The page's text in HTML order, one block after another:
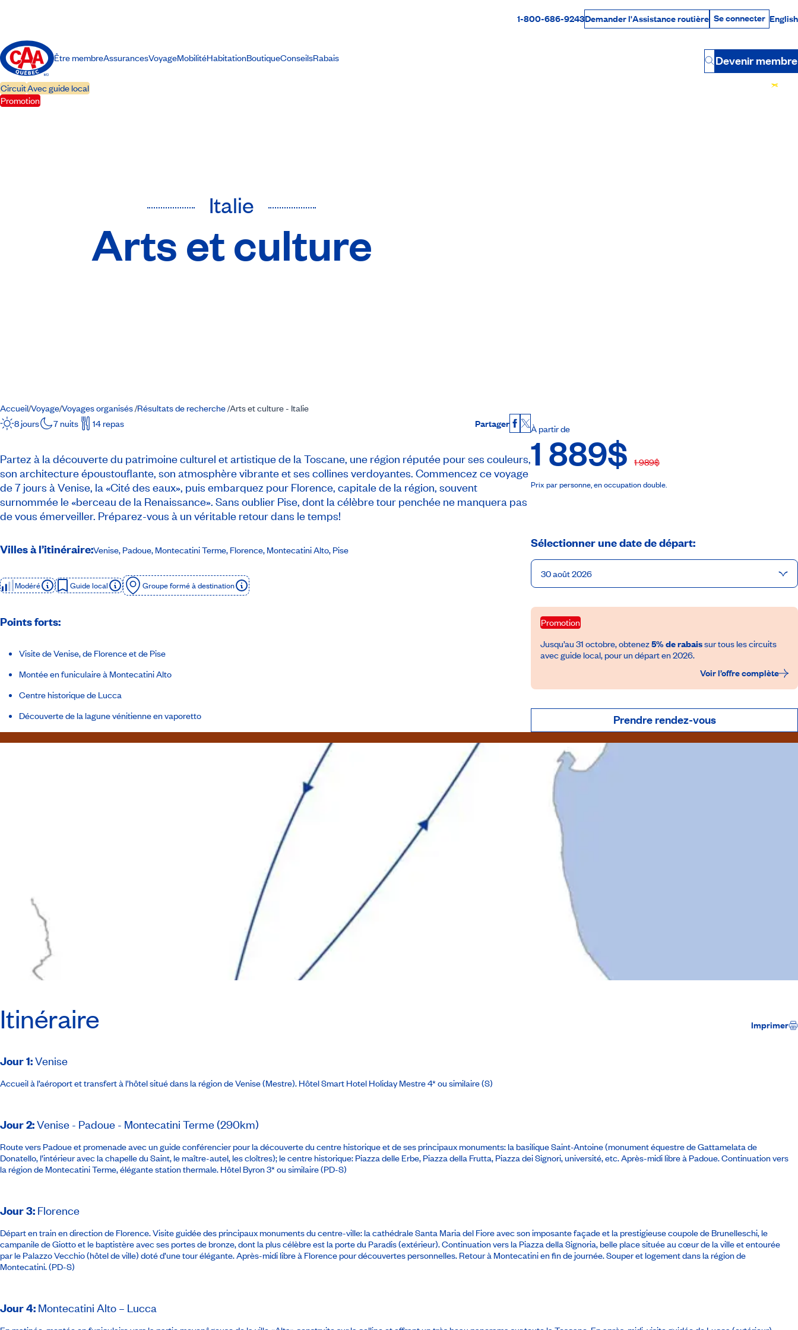
Par téléphone
1-800-686-9243Demander l'Assistance routière Se connecter
Se connecter English
Être membreAssurancesVoyageMobilitéHabitationBoutiqueConseilsRabais
Button
Devenir membre
CircuitAvec guide local
Promotion
Italie
Arts et culture
Accueil/Voyage/Voyages organisés/Résultats de recherche/Arts et culture - Italie
Partager Facebook
X
8 jours 7 nuits 14 repas
Partez à la découverte du patrimoine culturel et artistique de la Toscane, une région réputée pour ses couleurs,
son architecture époustouflante, son atmosphère vibrante et ses collines verdoyantes. Commencez ce voyage
de 7 jours à Venise, la «Cité des eaux», puis embarquez pour Florence, capitale de la région, souvent
surnommée le «berceau de la Renaissance». Sans oublier Pise, dont la célèbre tour penchée ne manquera pas
de vous émerveiller. Préparez-vous à un véritable retour dans le temps!
Villes à l’itinéraire:Venise, Padoue, Montecatini Terme, Florence, Montecatini Alto, Pise
Modéré Guide local Groupe formé à destination
Points forts:
Visite de Venise, de Florence et de Pise
Montée en funiculaire à Montecatini Alto
Centre historique de Lucca
Découverte de la lagune vénitienne en vaporetto
À partir de
1 889$ 1 989$
Prix par personne, en occupation double.
Sélectionner une date de départ:
30 août 2026
Promotion
Jusqu’au 31 octobre, obtenez5% de rabaissur tous les circuits
avec guide local, pour un départ en 2026.
Voir l’offre complète
Prendre rendez-vous
Imprimer
Itinéraire
Jour 1:Venise
Accueil à l’aéroport et transfert à l’hôtel situé dans la région de Venise (Mestre). Hôtel Smart Hotel Holiday Mestre 4* ou similaire(S)
Jour 2:Venise - Padoue - Montecatini Terme (290km)
Route vers Padoue et promenade avec un guide conférencier pour la découverte du centre historique et de ses principaux monuments: la basilique Saint-Antoine (monument équestre de Gattamelata de
Donatello, l’intérieur avec la chapelle du Saint, le maître-autel, les cloîtres); le centre historique: Piazza delle Erbe, Piazza della Frutta, Piazza dei Signori, université, etc. Après-midi libre à Padoue. Continuation vers
la région de Montecatini Terme, élégante station thermale. Hôtel Byron 3* ou similaire(PD-S)
Jour 3: Florence
Départ en train en direction de Florence. Visite guidée des principaux monuments du centre-ville: la cathédrale Santa Maria del Fiore avec son imposante façade et la prestigieuse coupole de Brunelleschi, le
campanile de Giotto et le baptistère avec ses portes de bronze, dont la plus célèbre est la porte du Paradis (extérieur). Continuation vers la Piazza della Signoria, belle place située au cœur de la ville et entourée
par le Palazzo Vecchio (hôtel de ville) doté d’une tour élégante. Après-midi libre à Florence pour découvertes personnelles. Retour à Montecatini en fin de journée. Souper et logement dans la région de
Montecatini. (PD-S)
Jour 4: Montecatini Alto – Lucca